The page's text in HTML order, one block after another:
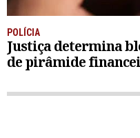
POLÍCIA
Justiça determina
de pirâmide